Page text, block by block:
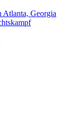
Atlanta, Georgia